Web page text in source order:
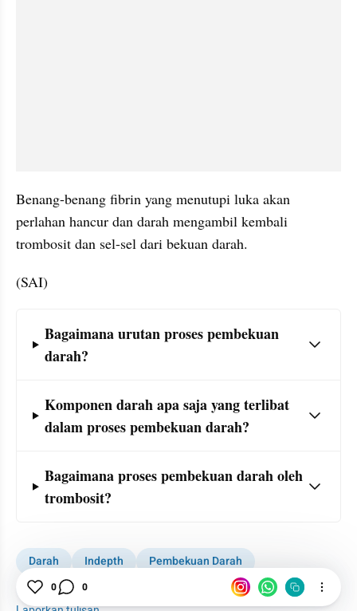
Benang-benang fibrin yang menutupi luka akan
perlahan hancur dan darah mengambil kembali
trombosit dan sel-sel dari bekuan darah.
(SAI)
Bagaimana urutan proses pembekuan
darah?
Komponen darah apa saja yang terlibat
dalam proses pembekuan darah?
Bagaimana proses pembekuan darah oleh
trombosit?
Darah Indepth
Pembekuan Darah
Plasma Darah
0 0